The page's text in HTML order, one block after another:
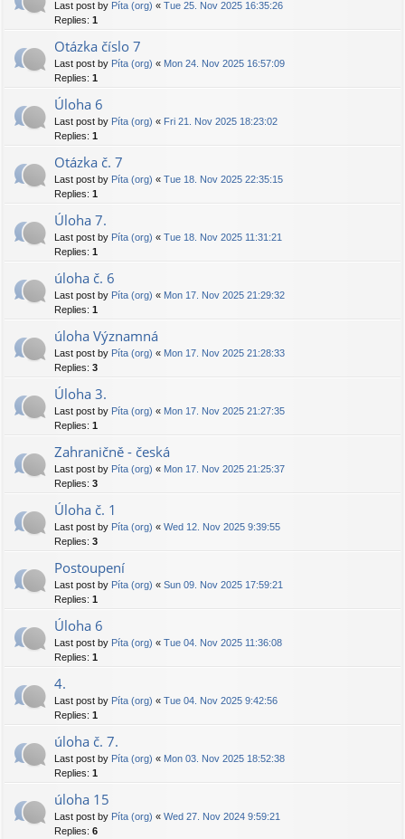
Last post by Píta (org) « Tue 25. Nov 2025 16:35:26
Replies: 1
Otázka číslo 7
Last post by Píta (org) « Mon 24. Nov 2025 16:57:09
Replies: 1
Úloha 6
Last post by Píta (org) « Fri 21. Nov 2025 18:23:02
Replies: 1
Otázka č. 7
Last post by Píta (org) « Tue 18. Nov 2025 22:35:15
Replies: 1
Úloha 7.
Last post by Píta (org) « Tue 18. Nov 2025 11:31:21
Replies: 1
úloha č. 6
Last post by Píta (org) « Mon 17. Nov 2025 21:29:32
Replies: 1
úloha Významná
Last post by Píta (org) « Mon 17. Nov 2025 21:28:33
Replies: 3
Úloha 3.
Last post by Píta (org) « Mon 17. Nov 2025 21:27:35
Replies: 1
Zahraničně - česká
Last post by Píta (org) « Mon 17. Nov 2025 21:25:37
Replies: 3
Úloha č. 1
Last post by Píta (org) « Wed 12. Nov 2025 9:39:55
Replies: 3
Postoupení
Last post by Píta (org) « Sun 09. Nov 2025 17:59:21
Replies: 1
Úloha 6
Last post by Píta (org) « Tue 04. Nov 2025 11:36:08
Replies: 1
4.
Last post by Píta (org) « Tue 04. Nov 2025 9:42:56
Replies: 1
úloha č. 7.
Last post by Píta (org) « Mon 03. Nov 2025 18:52:38
Replies: 1
úloha 15
Last post by Píta (org) « Wed 27. Nov 2024 9:59:21
Replies: 6